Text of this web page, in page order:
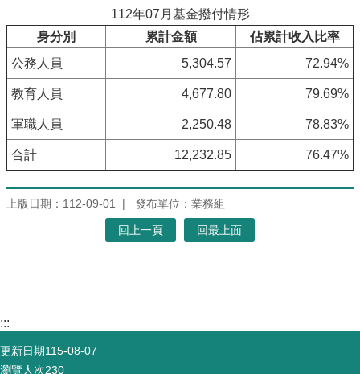
112年07月基金撥付情形
身分別
累計金額
佔累計收入比率
公務人員
5,304.57 72.94%
教育人員 4,677.80 79.69%
軍職人員 2,250.48 78.83%
合計 12,232.85 76.47%
上版日期：112-09-01 發布單位：業務組
回上一頁 回最上面
:::
更新日期115-08-07
瀏覽人次230